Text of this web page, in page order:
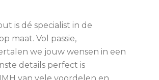
is dé specialist in de
maat. Vol passie,
we jouw wensen in een
details perfect is